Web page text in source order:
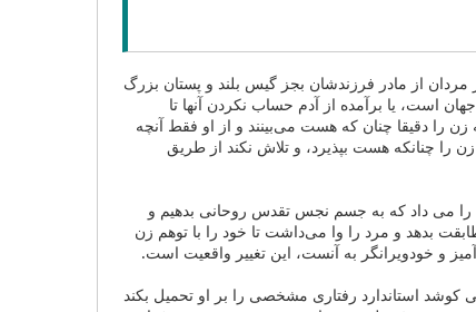
از مادر فرزندشان بجز گیس بلند و پستان بزرگ
است، یا برآمده از آدم حساب نکردن آنها تا
زن را دقیقا چنان که هست می‌بینند و از او فقط آنچه
را چنانکه هست بپذیرد، و تلاش نکند از طریق
را می داد که به جسم نجس تقدس روحانی بدهیم و
بدهد و مرد را وا می‌داشت تا خود را با توهم زن
و خودویرانگر به آنست، این تغییر واقعیت است.
استاندارد رفتاری مشخصی را بر او تحمیل بکند